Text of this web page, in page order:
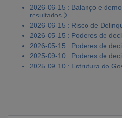
2026-06-15 : Balanço e
resultados
2026-06-15 : Risco de
2026-05-15 : Poderes de
2026-05-15 : Poderes de
2025-09-10 : Poderes de
2025-09-10 : Estrutura de